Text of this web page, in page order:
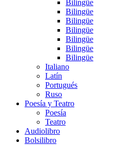
Bilingüe
Bilingüe
Bilingüe
Bilingüe
Bilingüe
Bilingüe
Bilingüe
Italiano
Latín
Portugués
Ruso
Poesía y Teatro
Poesía
Teatro
Audiolibro
Bolsilibro